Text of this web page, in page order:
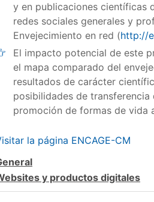
y en publicaciones científicas
redes sociales generales y
Envejecimiento en red (http://
El impacto potencial de este
el mapa comparado del
resultados de carácter
posibilidades de
promoción de formas de vida
la página ENCAGE-CM
y productos digitales